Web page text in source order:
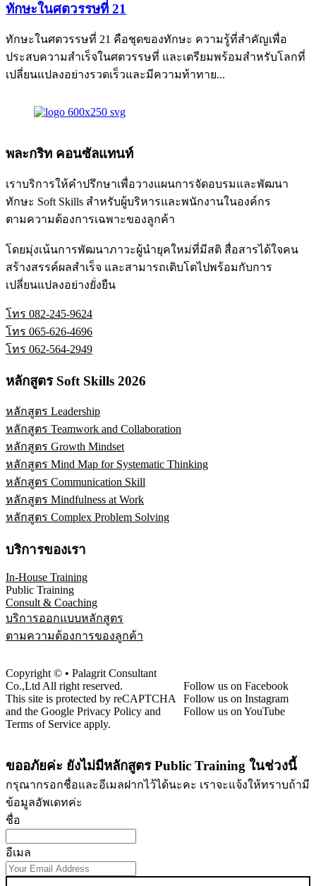
ทักษะในศตวรรษที่ 21
ทักษะในศตวรรษที่ 21 คือชุดของทักษะ ความรู้ที่สำคัญเพื่อ
ประสบความสำเร็จในศตวรรษที่ และเตรียมพร้อมสำหรับโลกที่
เปลี่ยนแปลงอย่างรวดเร็วและมีความท้าทาย...
พละกริท คอนซัลแทนท์
เราบริการให้คำปรึกษาเพื่อวางแผนการจัดอบรมและพัฒนา
ทักษะ Soft Skills สำหรับผู้บริหารและพนักงานในองค์กร
ตามความต้องการเฉพาะของลูกค้า
โดยมุ่งเน้นการพัฒนาภาวะผู้นำยุคใหม่ที่มีสติ สื่อสารได้ใจคน
สร้างสรรค์ผลสำเร็จ และสามารถเติบโตไปพร้อมกับการ
เปลี่ยนแปลงอย่างยั่งยืน
โทร 082-245-9624
โทร 065-626-4696
โทร 062-564-2949
หลักสูตร Soft Skills 2026
หลักสูตร Leadership
หลักสูตร Teamwork and Collaboration
หลักสูตร Growth Mindset
หลักสูตร Mind Map for Systematic Thinking
หลักสูตร Communication Skill
หลักสูตร Mindfulness at Work
หลักสูตร Complex Problem Solving
บริการของเรา
In-House Training
Public Training
Consult & Coaching
บริการออกแบบหลักสูตร
ตามความต้องการของลูกค้า
Copyright © • Palagrit Consultant
Co.,Ltd All right reserved.
This site is protected by reCAPTCHA
and the Google Privacy Policy and
Terms of Service apply.
Follow us on Facebook
Follow us on Instagram
Follow us on YouTube
ขออภัยค่ะ ยังไม่มีหลักสูตร Public Training ในช่วงนี้
กรุณากรอกชื่อและอีเมลฝากไว้ได้นะคะ เราจะแจ้งให้ทราบถ้ามี
ข้อมูลอัพเดทค่ะ
ชื่อ
อีเมล